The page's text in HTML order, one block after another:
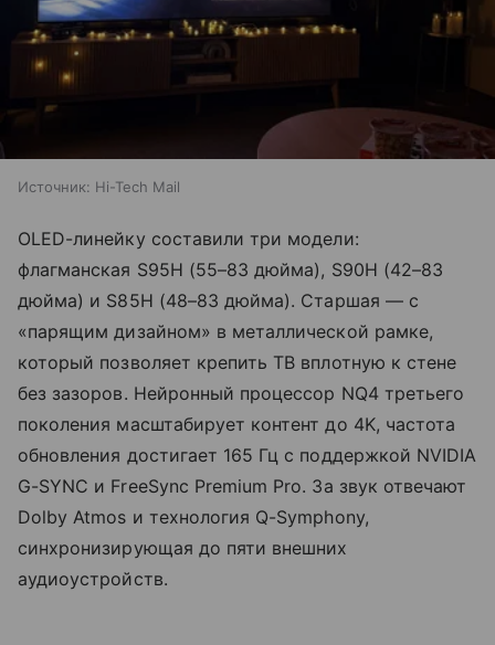
Источник: Hi-Tech Mail
OLED-линейку составили три модели:
флагманская S95H (55–83 дюйма), S90H (42–83
дюйма) и S85H (48–83 дюйма). Старшая — с
«парящим дизайном» в металлической рамке,
который позволяет крепить ТВ вплотную к стене
без зазоров. Нейронный процессор NQ4 третьего
поколения масштабирует контент до 4K, частота
обновления достигает 165 Гц с поддержкой NVIDIA
G-SYNC и FreeSync Premium Pro. За звук отвечают
Dolby Atmos и технология Q-Symphony,
синхронизирующая до пяти внешних
аудиоустройств.